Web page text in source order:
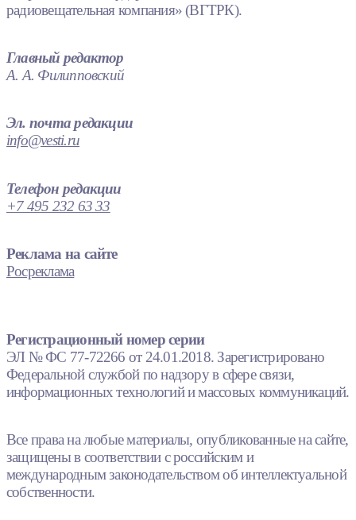
радиовещательная компания» (ВГТРК).
Главный редактор
А. А. Филипповский
Эл. почта редакции
info@vesti.ru
Телефон редакции
+7 495 232 63 33
Реклама на сайте
Росреклама
Регистрационный номер серии
ЭЛ № ФС 77-72266 от 24.01.2018. Зарегистрировано
Федеральной службой по надзору в сфере связи,
информационных технологий и массовых коммуникаций.
Все права на любые материалы, опубликованные на сайте,
защищены в соответствии с российским и
международным законодательством об интеллектуальной
собственности.